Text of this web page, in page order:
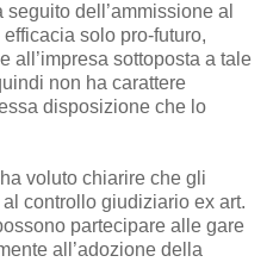
dell’ammissione al
solo pro-futuro,
all’impresa sottoposta a tale
non ha carattere
disposizione che lo
voluto chiarire che gli
controllo giudiziario ex art.
partecipare alle gare
all’adozione della